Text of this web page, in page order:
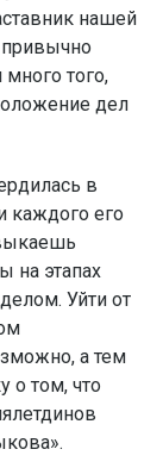
нашей
того,
дел
в
каждого его
на этапах
Уйти от
а тем
о том, что